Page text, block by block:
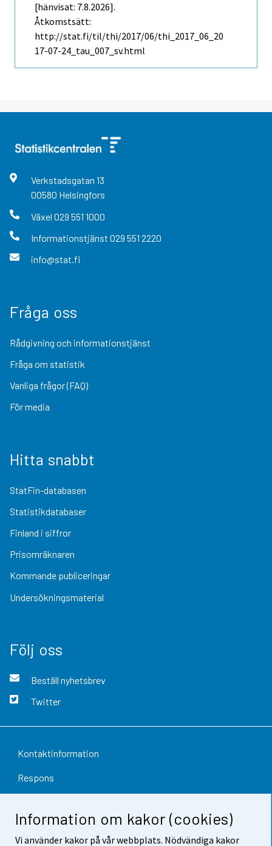
Information om kakor (cookies)
Vi använder kakor på vår webbplats. Nödvändiga kakor
[hänvisat: 7.8.2026].
Åtkomstsätt:
http://stat.fi/til/thi/2017/06/thi_2017_06_20
17-07-24_tau_007_sv.html
Verkstadsgatan 13
00580 Helsingfors
Växel 029 551 1000
Informationstjänst 029 551 2220
info@stat.fi
Fråga oss
Rådgivning och informationstjänst
Fråga om statistik
Vanliga frågor (FAQ)
För media
Hitta snabbt
StatFin-databasen
Statistikdatabaser
Finland i siffror
Prisomräknaren
Kommande publiceringar
Undersökningsmaterial
Följ oss
Beställ nyhetsbrev
Twitter
Kontaktinformation
Respons
Dataskydd